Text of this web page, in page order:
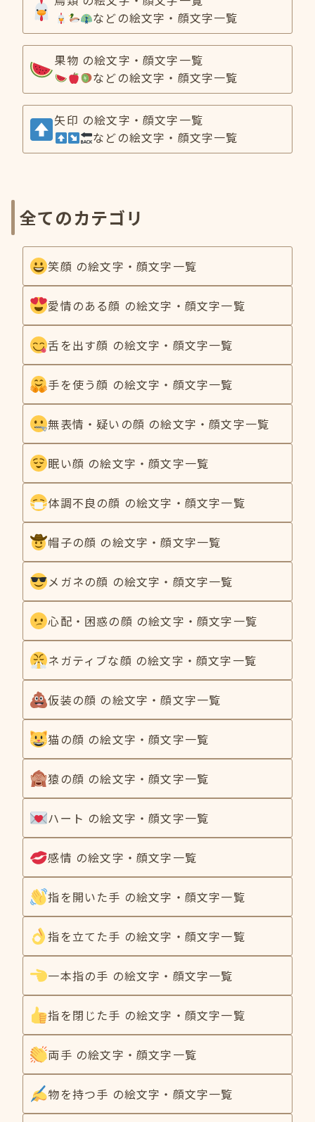
などの絵文字・顔文字一覧
果物 の絵文字・顔文字一覧
などの絵文字・顔文字一覧
矢印 の絵文字・顔文字一覧
などの絵文字・顔文字一覧
全てのカテゴリ
笑顔 の絵文字・顔文字一覧
愛情のある顔 の絵文字・顔文字一覧
舌を出す顔 の絵文字・顔文字一覧
手を使う顔 の絵文字・顔文字一覧
無表情・疑いの顔 の絵文字・顔文字一覧
眠い顔 の絵文字・顔文字一覧
体調不良の顔 の絵文字・顔文字一覧
帽子の顔 の絵文字・顔文字一覧
メガネの顔 の絵文字・顔文字一覧
心配・困惑の顔 の絵文字・顔文字一覧
ネガティブな顔 の絵文字・顔文字一覧
仮装の顔 の絵文字・顔文字一覧
猫の顔 の絵文字・顔文字一覧
猿の顔 の絵文字・顔文字一覧
ハート の絵文字・顔文字一覧
感情 の絵文字・顔文字一覧
指を開いた手 の絵文字・顔文字一覧
指を立てた手 の絵文字・顔文字一覧
一本指の手 の絵文字・顔文字一覧
指を閉じた手 の絵文字・顔文字一覧
両手 の絵文字・顔文字一覧
物を持つ手 の絵文字・顔文字一覧